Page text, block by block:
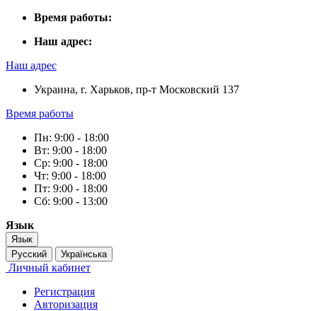
Время работы:
Наш адрес:
Наш адрес
Украина, г. Харьков, пр-т Московский 137
Время работы
Пн: 9:00 - 18:00
Вт: 9:00 - 18:00
Ср: 9:00 - 18:00
Чт: 9:00 - 18:00
Пт: 9:00 - 18:00
Сб: 9:00 - 13:00
Язык
Язык
Русский
Українська
Личный кабинет
Регистрация
Авторизация